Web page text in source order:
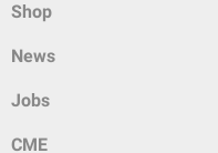
Shop
News
Jobs
CME